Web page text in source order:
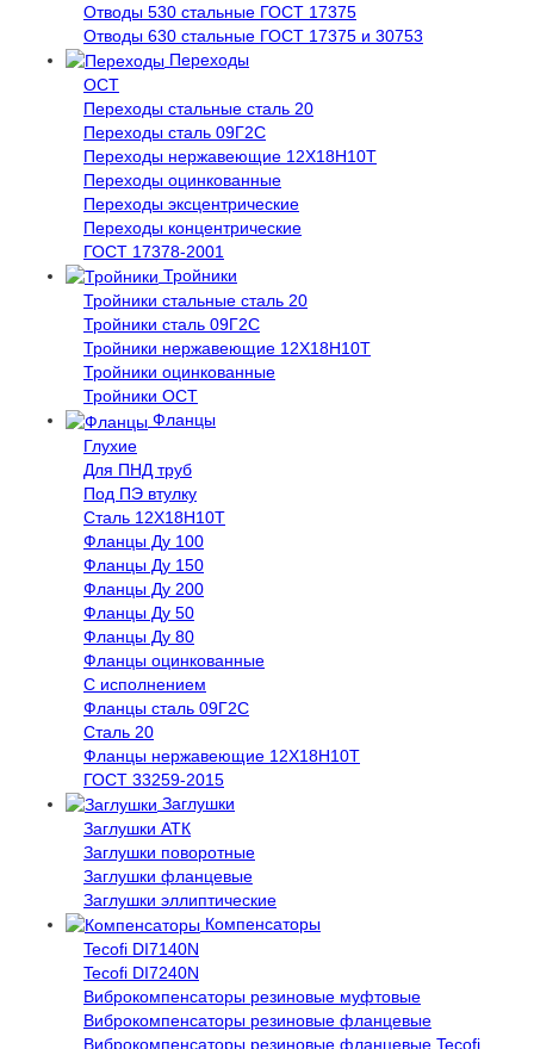
Отводы 530 стальные ГОСТ 17375
Отводы 630 стальные ГОСТ 17375 и 30753
Переходы
ОСТ
Переходы стальные сталь 20
Переходы сталь 09Г2С
Переходы нержавеющие 12Х18Н10Т
Переходы оцинкованные
Переходы эксцентрические
Переходы концентрические
ГОСТ 17378-2001
Тройники
Тройники стальные сталь 20
Тройники сталь 09Г2С
Тройники нержавеющие 12Х18Н10Т
Тройники оцинкованные
Тройники ОСТ
Фланцы
Глухие
Для ПНД труб
Под ПЭ втулку
Сталь 12Х18Н10Т
Фланцы Ду 100
Фланцы Ду 150
Фланцы Ду 200
Фланцы Ду 50
Фланцы Ду 80
Фланцы оцинкованные
С исполнением
Фланцы сталь 09Г2С
Сталь 20
Фланцы нержавеющие 12Х18Н10Т
ГОСТ 33259-2015
Заглушки
Заглушки АТК
Заглушки поворотные
Заглушки фланцевые
Заглушки эллиптические
Компенсаторы
Tecofi DI7140N
Tecofi DI7240N
Виброкомпенсаторы резиновые муфтовые
Виброкомпенсаторы резиновые фланцевые
Виброкомпенсаторы резиновые фланцевые Tecofi